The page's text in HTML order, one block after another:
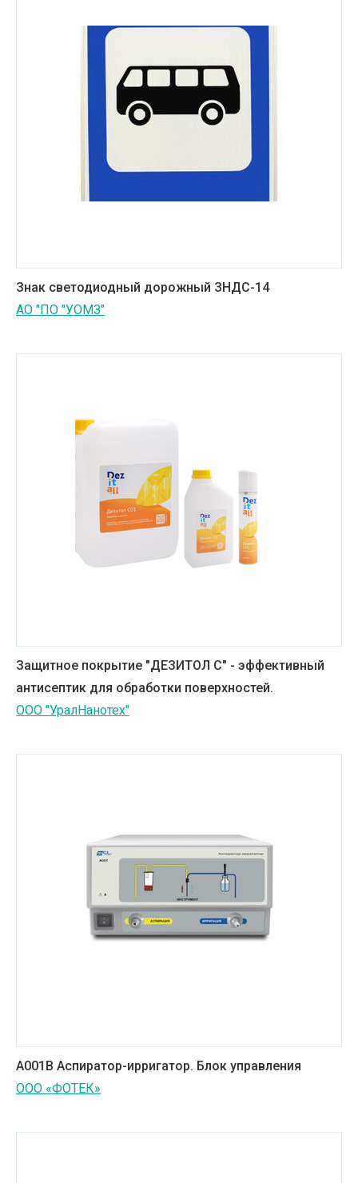
Знак светодиодный дорожный ЗНДС-14
АО "ПО "УОМЗ"
Защитное покрытие "ДЕЗИТОЛ С" - эффективный
антисептик для обработки поверхностей.
ООО "УралНанотех"
А001В Аспиратор-ирригатор. Блок управления
ООО «ФОТЕК»